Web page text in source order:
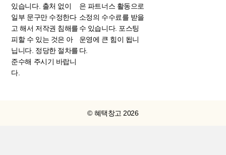
있습니다. 출처 없이
일부 문구만 수정한다
고 해서 저작권 침해를
피할 수 있는 것은 아
닙니다. 정당한 절차를
준수해 주시기 바랍니
다.
은 파트너스 활동으로
소정의 수수료를 받을
수 있습니다. 포스팅
운영에 큰 힘이 됩니
다.
© 혜택창고 2026